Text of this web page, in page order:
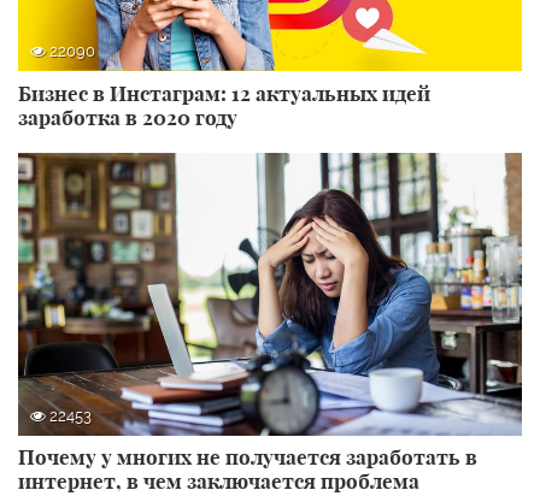
22090
Бизнес в Инстаграм: 12 актуальных идей
заработка в 2020 году
22453
Почему у многих не получается заработать в
интернет, в чем заключается проблема